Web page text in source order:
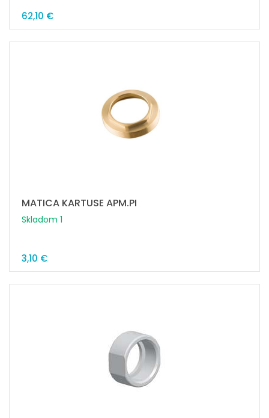
62,10 €
MATICA KARTUSE APM.PI
Skladom 1
3,10 €